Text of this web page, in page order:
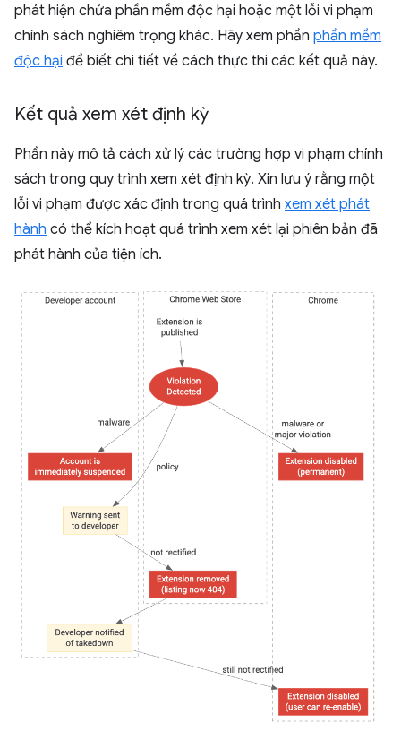
phát hiện chứa phần mềm độc hại hoặc một lỗi vi phạm
chính sách nghiêm trọng khác. Hãy xem phần phần mềm
độc hại để biết chi tiết về cách thực thi các kết quả này.
Kết quả xem xét định kỳ
Phần này mô tả cách xử lý các trường hợp vi phạm chính
sách trong quy trình xem xét định kỳ. Xin lưu ý rằng một
lỗi vi phạm được xác định trong quá trình xem xét phát
hành có thể kích hoạt quá trình xem xét lại phiên bản đã
phát hành của tiện ích.